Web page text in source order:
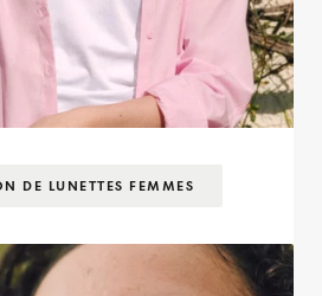
DE LUNETTES FEMMES